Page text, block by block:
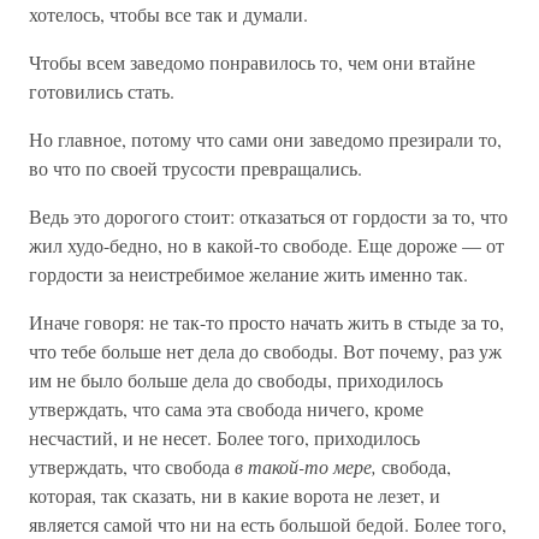
хотелось, чтобы все так и думали.
Чтобы всем заведомо понравилось то, чем они втайне
готовились стать.
Но главное, потому что сами они заведомо презирали то,
во что по своей трусости превращались.
Ведь это дорогого стоит: отказаться от гордости за то, что
жил худо-бедно, но в какой-то свободе. Еще дороже — от
гордости за неистребимое желание жить именно так.
Иначе говоря: не так-то просто начать жить в стыде за то,
что тебе больше нет дела до свободы. Вот почему, раз уж
им не было больше дела до свободы, приходилось
утверждать, что сама эта свобода ничего, кроме
несчастий, и не несет. Более того, приходилось
утверждать, что свобода в такой-то мере, свобода,
которая, так сказать, ни в какие ворота не лезет, и
является самой что ни на есть большой бедой. Более того,